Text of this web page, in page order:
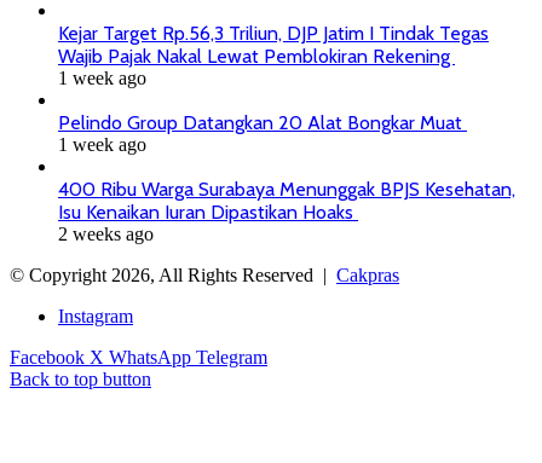
Kejar Target Rp.56,3 Triliun, DJP Jatim I Tindak Tegas
Wajib Pajak Nakal Lewat Pemblokiran Rekening
1 week ago
Pelindo Group Datangkan 20 Alat Bongkar Muat
1 week ago
400 Ribu Warga Surabaya Menunggak BPJS Kesehatan,
Isu Kenaikan Iuran Dipastikan Hoaks
2 weeks ago
© Copyright 2026, All Rights Reserved | Cakpras
Instagram
Facebook X WhatsApp Telegram
Back to top button